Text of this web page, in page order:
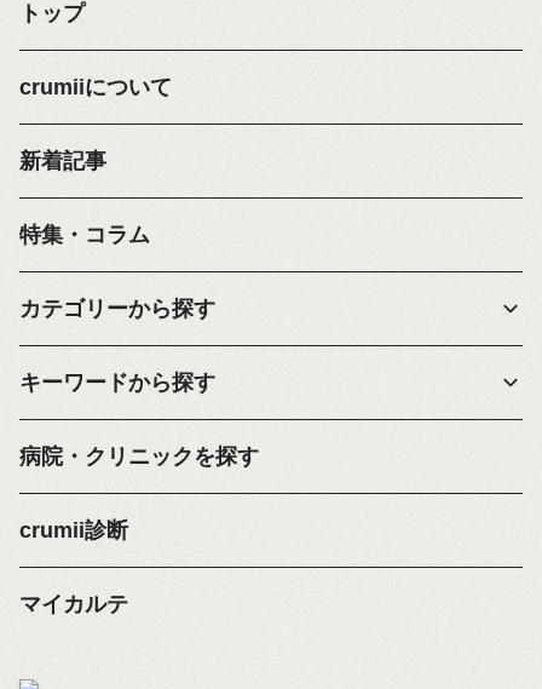
トップ
crumiiについて
新着記事
特集・コラム
カテゴリーから探す
キーワードから探す
病院・クリニックを探す
crumii診断
マイカルテ